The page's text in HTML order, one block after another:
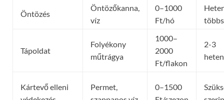
Öntözés
Öntözőkanna,
víz
0–1000
Ft/hó
Tápoldat
Folyékony
műtrágya
1000–
2000
Ft/flakon
2-3
Kártevő elleni
Permet,
0–1500